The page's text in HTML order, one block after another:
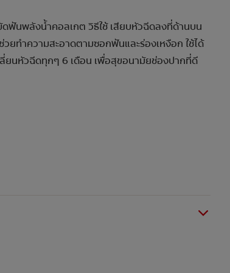
ฟันพลังน้ำคอลเกต วิธีใช้ เสียบหัวฉีดลงที่ด้านบน
ยทำความสะอาดตามซอกฟันและร่องเหงือก ใช้ได้
ยนหัวฉีดทุกๆ 6 เดือน เพื่อสุขอนามัยช่องปากที่ดี